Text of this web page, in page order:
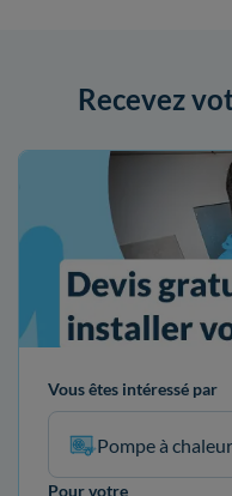
Recevez
Vous êtes intéressé par
Pompe à chaleur
Pour votre